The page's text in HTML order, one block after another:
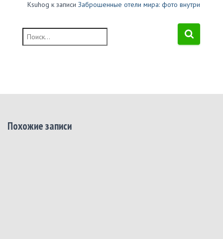
Ksuhog к записи Заброшенные отели мира: фото внутри
Похожие записи